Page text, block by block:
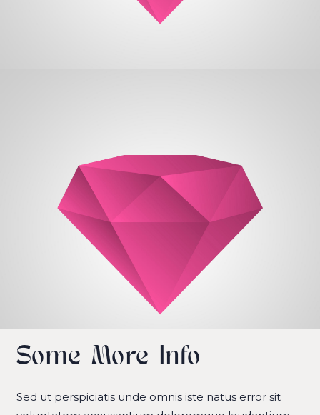
Some More Info
Sed ut perspiciatis unde omnis iste natus error sit